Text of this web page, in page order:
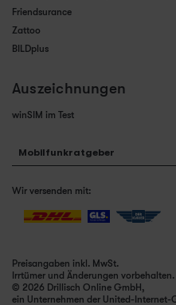
Friendsurance
Zattoo
BILDplus
Auszeichnungen
winSIM im Test
Mobilfunkratgeber
Wir versenden mit:
Preisangaben inkl. MwSt.
Irrtümer und Änderungen vorbehalten.
© 2026 Drillisch Online GmbH,
ein Unternehmen der United-Internet-